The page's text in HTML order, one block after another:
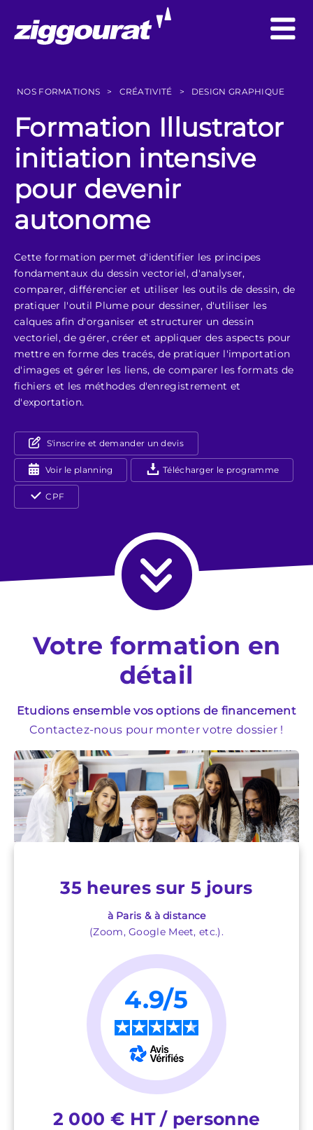
NOS FORMATIONS > CRÉATIVITÉ > DESIGN GRAPHIQUE
Formation Illustrator
initiation intensive
pour devenir
autonome
Cette formation permet d'identifier les principes
fondamentaux du dessin vectoriel, d'analyser,
comparer, différencier et utiliser les outils de dessin, de
pratiquer l'outil Plume pour dessiner, d'utiliser les
calques afin d'organiser et structurer un dessin
vectoriel, de gérer, créer et appliquer des aspects pour
mettre en forme des tracés, de pratiquer l'importation
d'images et gérer les liens, de comparer les formats de
fichiers et les méthodes d'enregistrement et
d'exportation.
S'inscrire et demander un devis
Voir le planning Télécharger le programme
CPF
Votre formation en
détail
Etudions ensemble vos options de financement
Contactez-nous pour monter votre dossier !
35 heures sur 5 jours
à Paris & à distance
(Zoom, Google Meet, etc.).
4.9/5
★★★★★
2 000 € HT / personne